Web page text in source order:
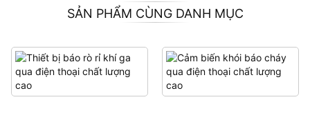
SẢN PHẨM CÙNG DANH MỤC